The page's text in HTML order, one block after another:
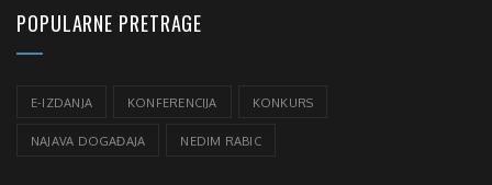
POPULARNE PRETRAGE
E-IZDANJA KONFERENCIJA KONKURS
NAJAVA DOGAĐAJA NEDIM RABIC